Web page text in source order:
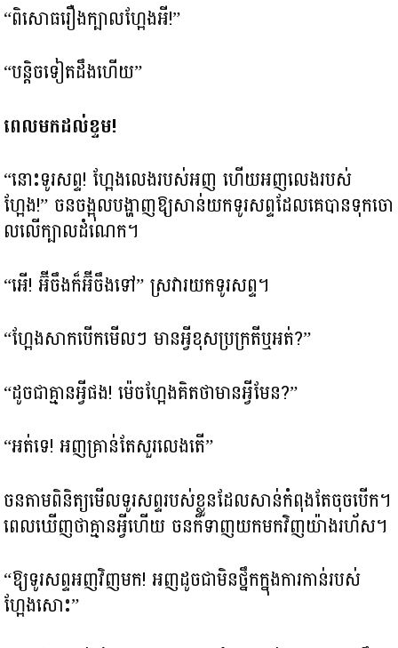
“ពិសោធរឿងក្បាលហ្អែងអី!”
“បន្តិចទៀតដឹងហើយ”
ពេលមកដល់ខ្ទម!
“នោះទូរសព្ទ! ហ្អែងលេងរបស់អញ ហើយអញលេងរបស់
ហ្អែង!” ចនចង្អុលបង្ហាញឱ្យសាន់យកទូរសព្ទដែលគេបានទុកចោ
លលើក្បាលដំណេក។
“អើ! អ៊ីចឹងក៏អ៊ីចឹងទៅ” ស្រវារយកទូរសព្ទ។
“ហ្អែងសាកបើកមើលៗ មានអ្វីខុសប្រក្រតីឬអត់?”
“ដូចជាគ្មានអ្វីផង! ម៉េចហ្អែងគិតថាមានអ្វីមែន?”
“អត់ទេ! អញគ្រាន់តែសួរលេងតើ”
ចនតាមពិនិត្យមើលទូរសព្ទរបស់ខ្លួនដែលសាន់កំពុងតែចុចបើក។
ពេលឃើញថាគ្មានអ្វីហើយ ចនក៏ទាញយកមកវិញយ៉ាងរហ័ស។
“ឱ្យទូរសព្ទអញវិញមក! អញដូចជាមិនថ្នឹកក្នុងការកាន់របស់
ហ្អែងសោះ”